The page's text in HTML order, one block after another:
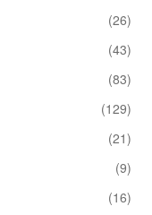
(26)
(43)
(83)
(129)
(21)
(9)
(16)